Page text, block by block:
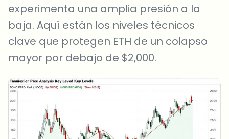
experimenta una amplia presión a la
baja. Aquí están los niveles técnicos
clave que protegen ETH de un colapso
mayor por debajo de $2,000.